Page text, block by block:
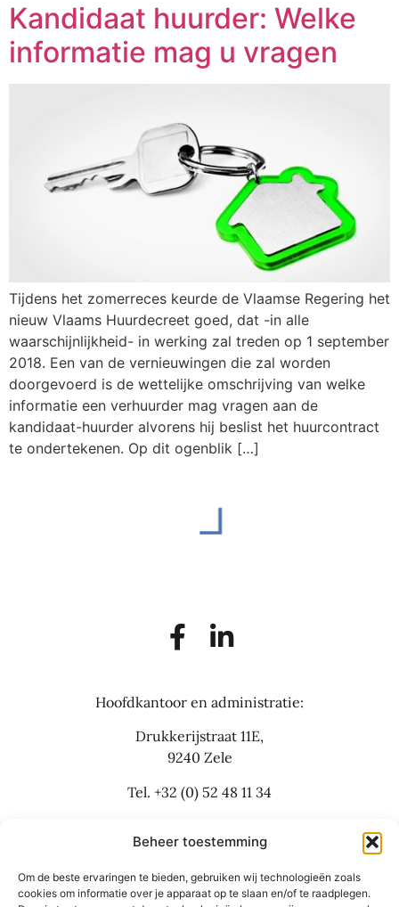
Beheer toestemming
Om de beste ervaringen te bieden, gebruiken wij technologieën zoals
cookies om informatie over je apparaat op te slaan en/of te raadplegen.
Kandidaat huurder: Welke
informatie mag u vragen
Tijdens het zomerreces keurde de Vlaamse Regering het
nieuw Vlaams Huurdecreet goed, dat -in alle
waarschijnlijkheid- in werking zal treden op 1 september
2018. Een van de vernieuwingen die zal worden
doorgevoerd is de wettelijke omschrijving van welke
informatie een verhuurder mag vragen aan de
kandidaat-huurder alvorens hij beslist het huurcontract
te ondertekenen. Op dit ogenblik […]
Hoofdkantoor en administratie:
Drukkerijstraat 11E,
9240 Zele
Tel. +32 (0) 52 48 11 34
Bijkantoor: